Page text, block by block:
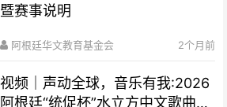
暨赛事说明
阿根廷华文教育基金会 2个月前
视频｜声动全球，音乐有我:2026
阿根廷“统促杯”水立方中文歌曲大